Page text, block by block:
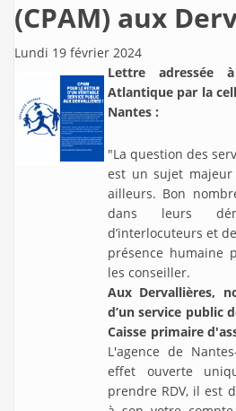
(CPAM) aux
Lundi 19 février 2024
Lettre adressée
Atlantique par la
Nantes :
"La question des
est un sujet majeur
ailleurs. Bon
dans leurs
d’interlocuteurs et
présence humaine
les conseiller.
Aux Dervallières,
d’un service public
Caisse primaire
L'agence de
effet ouverte
prendre RDV, il est